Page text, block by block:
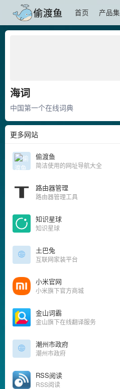
首页 产品集
海词
中国第一个在线词典
更多网站
偷渡鱼
简洁使用的网址导航大全
路由器管理
路由器管理工具
知识星球
知识星球
土巴兔
互联网家装平台
小米官网
小米旗下官方商城
金山词霸
金山旗下在线翻译服务
潮州市政府
潮州市政府
RSS阅读
RSS阅读